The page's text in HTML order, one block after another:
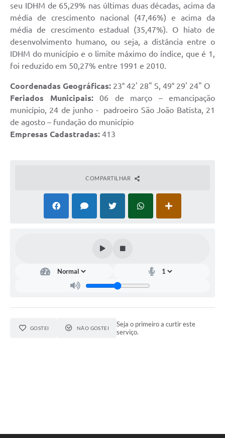
Compras Web
STS - 3º Setor
Telefones Úteis
Transparência
Notícias
SIC
seu IDHM de 65,29% nas últimas duas décadas, acima da
média de crescimento nacional (47,46%) e acima da
média de crescimento estadual (35,47%). O hiato de
desenvolvimento humano, ou seja, a distância entre o
IDHM do município e o limite máximo do índice, que é 1,
foi reduzido em 50,27% entre 1991 e 2010.
Coordenadas Geográficas: 23° 42' 28" S, 49° 29' 24" O
Feriados Municipais:06 de março – emancipação
município, 24 de junho - padroeiro São João Batista, 21
de agosto – fundação do município
Empresas Cadastradas: 413
COMPARTILHAR
GOSTEI NÃO GOSTEI
Seja o primeiro a curtir este
serviço.